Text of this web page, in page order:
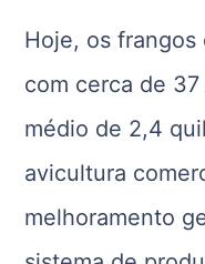
Hoje, os
com cerca de
médio de 2,4
avicultura
melhoramento